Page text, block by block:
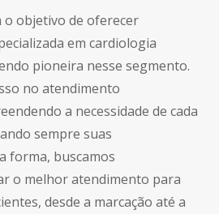
o objetivo de oferecer
em cardiologia
pioneira nesse segmento.
no atendimento
a necessidade de cada
sempre suas
forma, buscamos
o melhor atendimento para
desde a marcação até a